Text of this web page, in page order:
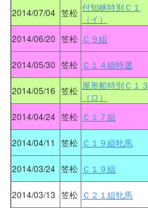
2014/07/04 笠松 付知峡特別Ｃ１
（イ）
2014/06/20 笠松 Ｃ９組
2014/05/30 笠松 Ｃ１４組特選
2014/05/16 笠松 屋形船特別Ｃ１３
（ロ）
2014/04/24 笠松 Ｃ１７組
2014/04/11 笠松 Ｃ１９組牝馬
2014/03/24 笠松 Ｃ１９組
2014/03/13 笠松 Ｃ２１組牝馬